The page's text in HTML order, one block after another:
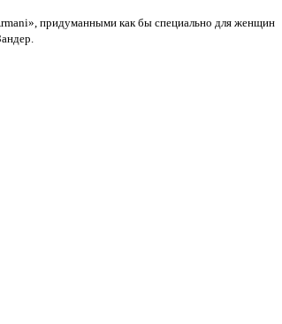
придуманными как бы специально для женщин